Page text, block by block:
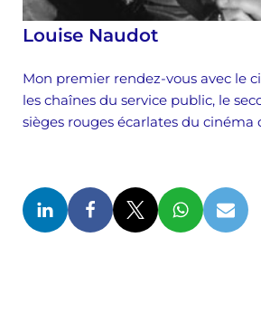
Louise Naudot
Mon premier rendez-vous avec le
les chaînes du service public, le
sièges rouges écarlates du cinéma